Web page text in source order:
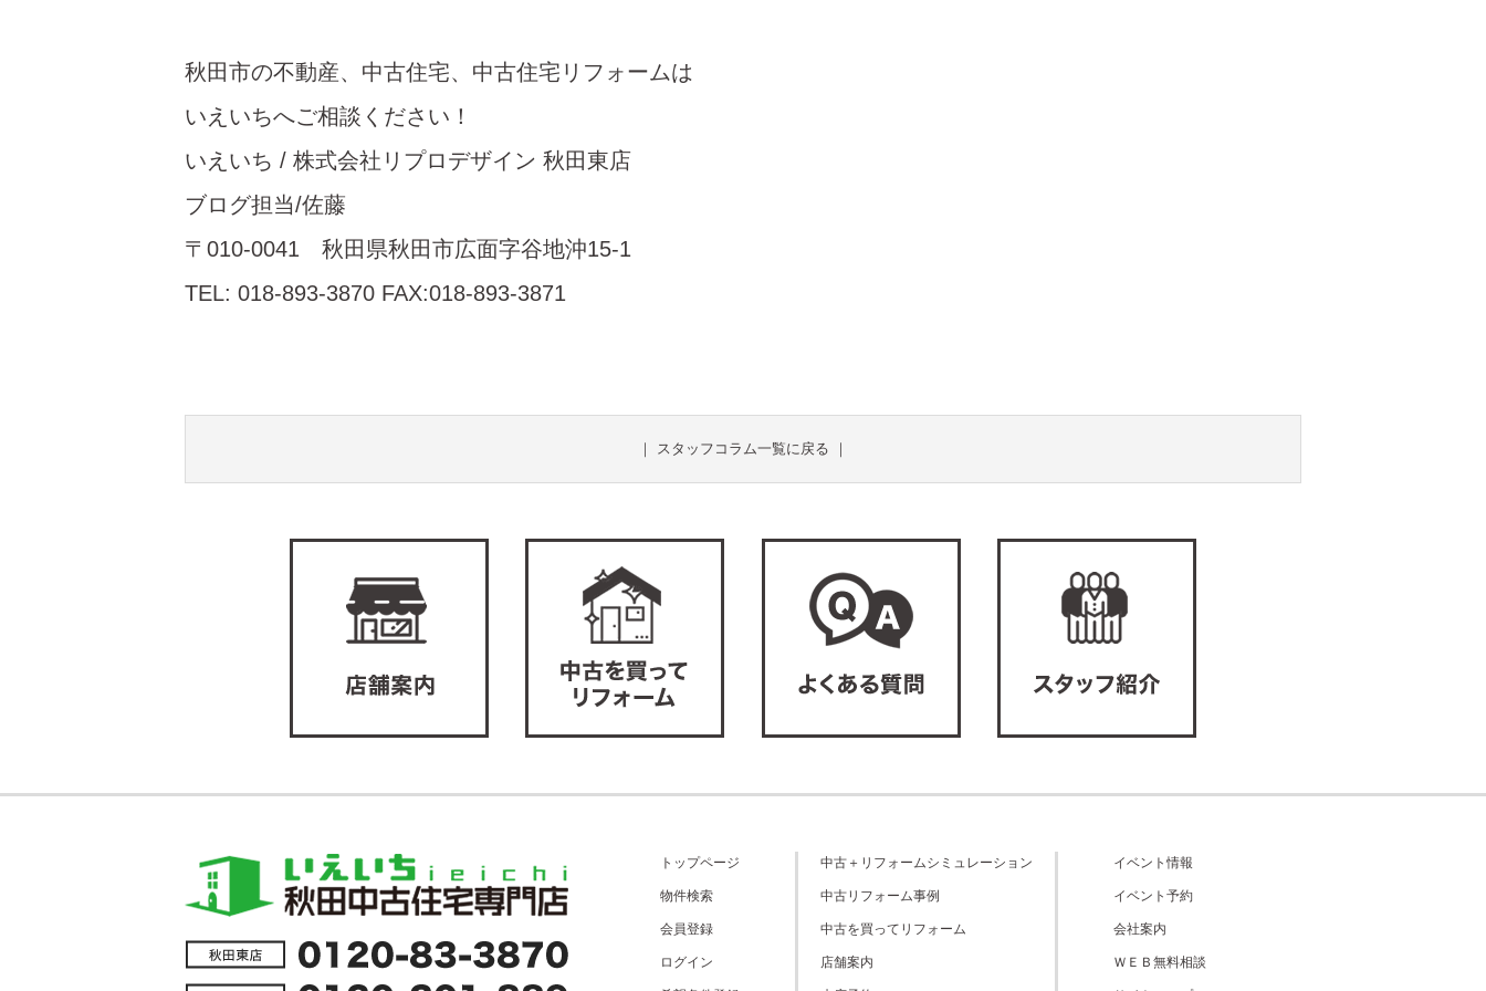
秋田市の不動産、中古住宅、中古住宅リフォームは
いえいちへご相談ください！
いえいち / 株式会社リプロデザイン 秋田東店
ブログ担当/佐藤
〒010-0041 秋田県秋田市広面字谷地沖15-1
TEL: 018-893-3870 FAX:018-893-3871
｜ スタッフコラム一覧に戻る ｜
トップページ
物件検索
会員登録
ログイン
中古＋リフォームシミュレーション
中古リフォーム事例
中古を買ってリフォーム
店舗案内
イベント情報
イベント予約
会社案内
ＷＥＢ無料相談